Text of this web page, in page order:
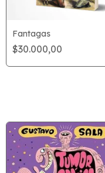
Fantagas
$30.000,00